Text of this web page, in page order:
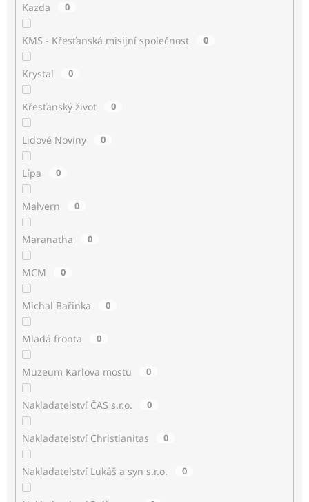
Kazda 0
KMS - Křesťanská misijní společnost 0
Krystal 0
Křesťanský život 0
Lidové Noviny 0
Lípa 0
Malvern 0
Maranatha 0
MCM 0
Michal Bařinka 0
Mladá fronta 0
Muzeum Karlova mostu 0
Nakladatelství ČAS s.r.o. 0
Nakladatelství Christianitas 0
Nakladatelství Lukáš a syn s.r.o. 0